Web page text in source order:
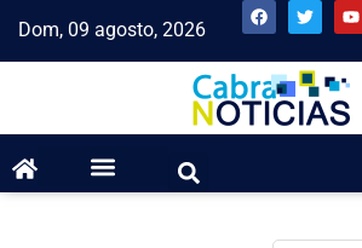
Dom, 09 agosto, 2026